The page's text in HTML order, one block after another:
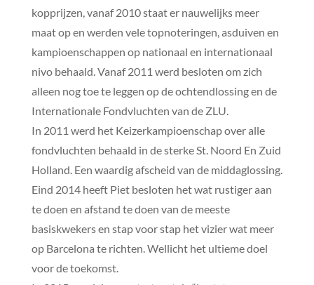
kopprijzen, vanaf 2010 staat er nauwelijks meer
maat op en werden vele topnoteringen, asduiven en
kampioenschappen op nationaal en internationaal
nivo behaald. Vanaf 2011 werd besloten om zich
alleen nog toe te leggen op de ochtendlossing en de
Internationale Fondvluchten van de ZLU.
In 2011 werd het Keizerkampioenschap over alle
fondvluchten behaald in de sterke St. Noord En Zuid
Holland. Een waardig afscheid van de middaglossing.
Eind 2014 heeft Piet besloten het wat rustiger aan
te doen en afstand te doen van de meeste
basiskwekers en stap voor stap het vizier wat meer
op Barcelona te richten. Wellicht het ultieme doel
voor de toekomst.